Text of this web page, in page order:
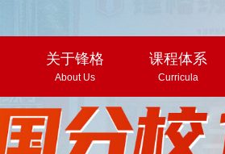
关于锋格
About Us
课程体系
Curricula